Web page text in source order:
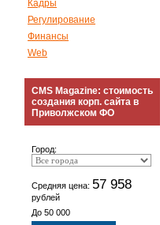
Кадры
Регулирование
Финансы
Web
CMS Magazine: стоимость
создания корп. сайта в
Приволжском ФО
Город:
Средняя цена: 57 958
рублей
До 50 000